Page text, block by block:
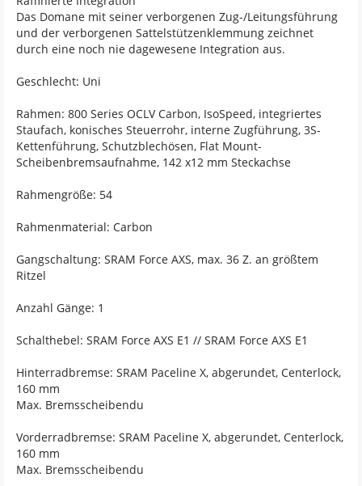
Das Domane mit seiner verborgenen Zug-/Leitungsführung
und der verborgenen Sattelstützenklemmung zeichnet
durch eine noch nie dagewesene Integration aus.
Geschlecht: Uni
Rahmen: 800 Series OCLV Carbon, IsoSpeed, integriertes
Staufach, konisches Steuerrohr, interne Zugführung, 3S-
Kettenführung, Schutzblechösen, Flat Mount-
Scheibenbremsaufnahme, 142 x12 mm Steckachse
Rahmengröße: 54
Rahmenmaterial: Carbon
Gangschaltung: SRAM Force AXS, max. 36 Z. an größtem
Ritzel
Anzahl Gänge: 1
Schalthebel: SRAM Force AXS E1 // SRAM Force AXS E1
Hinterradbremse: SRAM Paceline X, abgerundet, Centerlock,
160 mm
Max. Bremsscheibendu
Vorderradbremse: SRAM Paceline X, abgerundet, Centerlock,
160 mm
Max. Bremsscheibendu